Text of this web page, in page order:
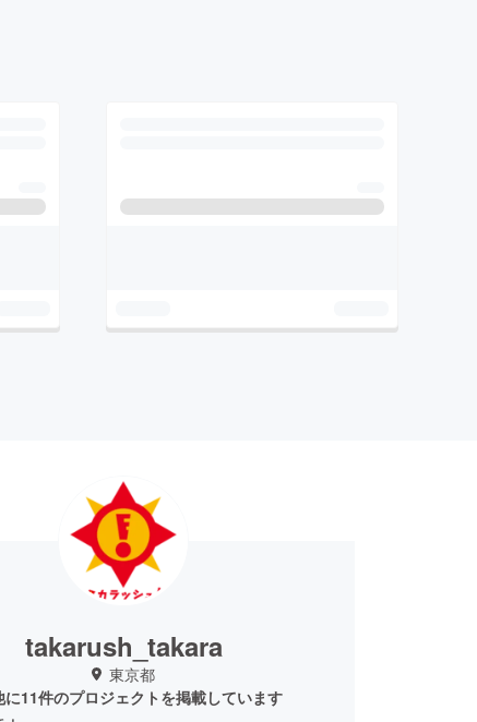
takarush_takara
東京都
に11件のプロジェクトを掲載しています